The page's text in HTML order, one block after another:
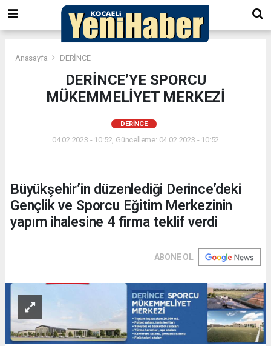
Anasayfa DERİNCE
DERİNCE’YE SPORCU
MÜKEMMELİYET MERKEZİ
DERİNCE
04.02.2023 - 10:52, Güncelleme: 04.02.2023 - 10:52
Büyükşehir’in düzenlediği Derince’deki
Gençlik ve Sporcu Eğitim Merkezinin
yapım ihalesine 4 firma teklif verdi
ABONE OL